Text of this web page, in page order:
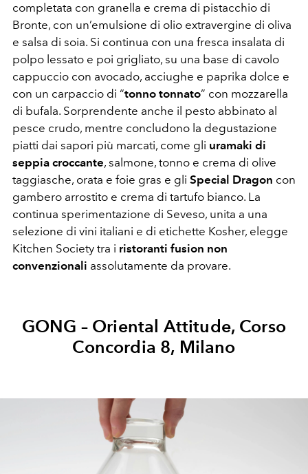
completata con granella e crema di pistacchio di
Bronte, con un’emulsione di olio extravergine di oliva
e salsa di soia. Si continua con una fresca insalata di
polpo lessato e poi grigliato, su una base di cavolo
cappuccio con avocado, acciughe e paprika dolce e
con un carpaccio di “tonno tonnato” con mozzarella
di bufala. Sorprendente anche il pesto abbinato al
pesce crudo, mentre concludono la degustazione
piatti dai sapori più marcati, come gli uramaki di
seppia croccante, salmone, tonno e crema di olive
taggiasche, orata e foie gras e gli Special Dragon con
gambero arrostito e crema di tartufo bianco. La
continua sperimentazione di Seveso, unita a una
selezione di vini italiani e di etichette Kosher, elegge
Kitchen Society tra i ristoranti fusion non
convenzionali assolutamente da provare.
GONG – Oriental Attitude, Corso
Concordia 8, Milano